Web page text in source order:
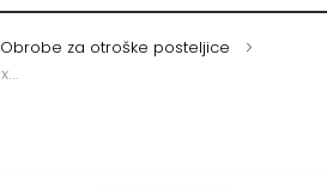
Obrobe za otroške posteljice
Obrobe za posteljico 120x60 cm